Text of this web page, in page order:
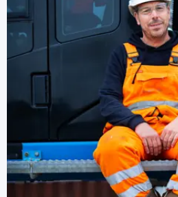
Gaan de werkgroepen
met stoffen zonder
kwartsstoffen of lasrook?
Komt er een app
producten te scannen
Hoeveel kost het gebruik
Ik heb een mijnVolandis-
de SSA doet het niet.